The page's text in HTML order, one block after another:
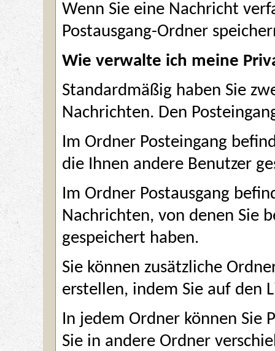
Wenn Sie eine Nachricht
Postausgang-Ordner
Wie verwalte ich meine
Standardmäßig haben Sie
Nachrichten. Den
Im Ordner Posteingang
die Ihnen andere Benutzer
Im Ordner Postausgang
Nachrichten, von denen Sie
gespeichert haben.
Sie können zusätzliche
erstellen, indem Sie auf den
In jedem Ordner können Sie
Sie in andere Ordner